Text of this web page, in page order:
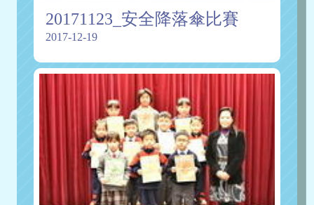
20171123_安全降落傘比賽
2017-12-19